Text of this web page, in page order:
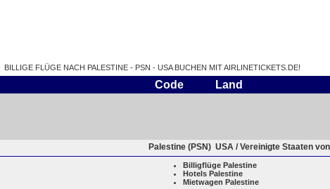
BILLIGE FLÜGE NACH PALESTINE - PSN - USA BUCHEN MIT AIRLINETICKETS.DE!
Code Land
Palestine (PSN) USA / Vereinigte Staaten
Billigflüge Palestine
Hotels Palestine
Mietwagen Palestine